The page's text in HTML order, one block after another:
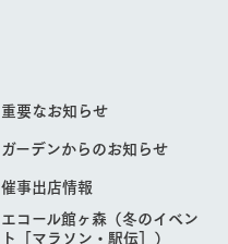
重要なお知らせ
ガーデンからのお知らせ
催事出店情報
エコール館ヶ森（冬のイベン
ト［マラソン・駅伝］）